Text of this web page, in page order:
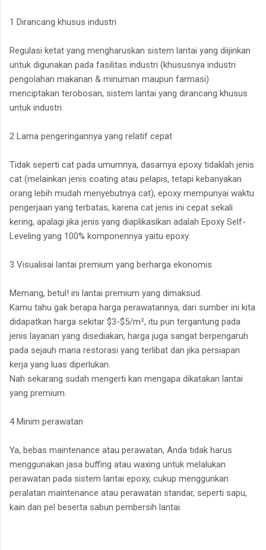
1 Dirancang khusus industri
Regulasi ketat yang mengharuskan sistem lantai yang diijinkan
untuk digunakan pada fasilitas industri (khususnya industri
pengolahan makanan & minuman maupun farmasi)
menciptakan terobosan, sistem lantai yang dirancang khusus
untuk industri.
2 Lama pengeringannya yang relatif cepat
Tidak seperti cat pada umumnya, dasarnya epoxy tidaklah jenis
cat (melainkan jenis coating atau pelapis, tetapi kebanyakan
orang lebih mudah menyebutnya cat), epoxy mempunyai waktu
pengerjaan yang terbatas, karena cat jenis ini cepat sekali
kering, apalagi jika jenis yang diaplikasikan adalah Epoxy Self-
Leveling yang 100% komponennya yaitu epoxy.
3 Visualisai lantai premium yang berharga ekonomis
Memang, betul! ini lantai premium yang dimaksud.
Kamu tahu gak berapa harga perawatannya, dari sumber ini kita
didapatkan harga sekitar $3-$5/m², itu pun tergantung pada
jenis layanan yang disediakan, harga juga sangat berpengaruh
pada sejauh mana restorasi yang terlibat dan jika persiapan
kerja yang luas diperlukan.
Nah sekarang sudah mengerti kan mengapa dikatakan lantai
yang premium.
4 Minim perawatan
Ya, bebas maintenance atau perawatan, Anda tidak harus
menggunakan jasa buffing atau waxing untuk melalukan
perawatan pada sistem lantai epoxy, cukup menggunkan
peralatan maintenance atau perawatan standar, seperti sapu,
kain dan pel beserta sabun pembersih lantai.